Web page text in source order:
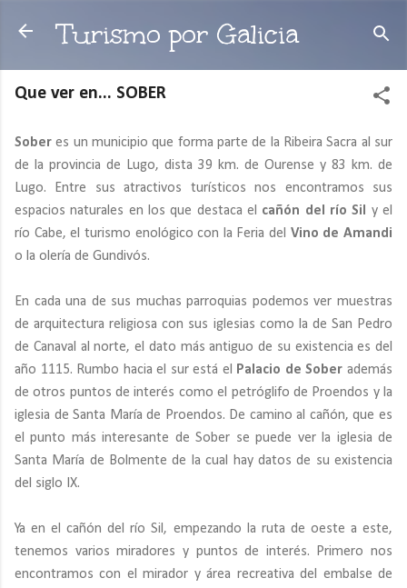
Ir al contenido principal
Turismo por Galicia
Que ver en... SOBER
Sober es un municipio que forma parte de la Ribeira Sacra al sur
de la provincia de Lugo, dista 39 km. de Ourense y 83 km. de
Lugo. Entre sus atractivos turísticos nos encontramos sus
espacios naturales en los que destaca el cañón del río Sil
y el
río Cabe, el turismo enológico con la Feria del Vino de Amandi
o la olería de Gundivós.
En cada una de sus muchas parroquias podemos ver muestras
de arquitectura religiosa con sus iglesias como la de San Pedro
de Canaval al norte, el dato más antiguo de su existencia es del
año 1115. Rumbo hacia el sur está el
Palacio de Sober además
de otros puntos de interés como el petróglifo de Proendos y la
iglesia de Santa María de Proendos. De camino al cañón, que es
el punto más interesante de Sober se puede ver la iglesia de
Santa María de Bolmente de la cual hay datos de su existencia
del siglo IX.
Ya en el cañón del río Sil, empezando la ruta de oeste a este,
tenemos varios miradores y puntos de interés. Primero nos
encontramos con el mirador y área recreativa del embalse de